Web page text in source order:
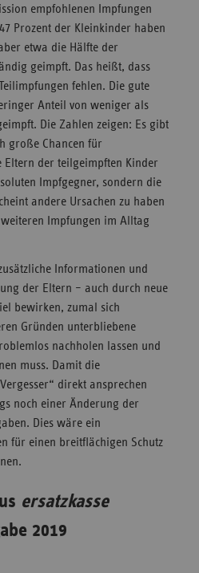
empfohlenen Impfungen
Prozent der Kleinkinder haben
etwa die Hälfte der
geimpft. Das heißt, dass
fehlen. Die gute
Anteil von weniger als
Die Zahlen zeigen: Es gibt
große Chancen für
Eltern der teilgeimpften Kinder
Impfgegner, sondern die
andere Ursachen zu haben
Impfungen im Alltag
Informationen und
der Eltern – auch durch neue
bewirken, zumal sich
Gründen unterbliebene
nachholen lassen und
muss. Damit die
direkt ansprechen
noch einer Änderung der
Dies wäre ein
für einen breitflächigen Schutz
ersatzkasse
2019